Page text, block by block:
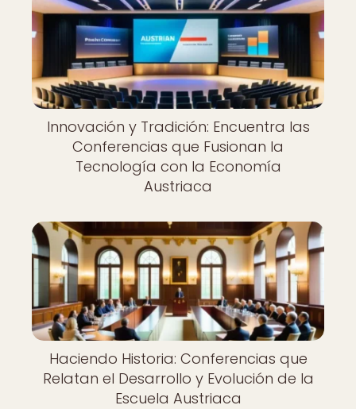
Innovación y Tradición: Encuentra las
Conferencias que Fusionan la
Tecnología con la Economía
Austriaca
Haciendo Historia: Conferencias que
Relatan el Desarrollo y Evolución de la
Escuela Austriaca